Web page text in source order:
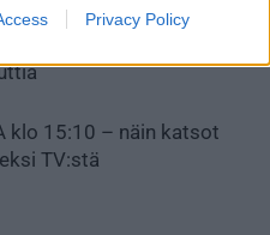
Privacy Policy
sekosi Suomen 2.
klo 15:10 – näin katsot
TV:stä